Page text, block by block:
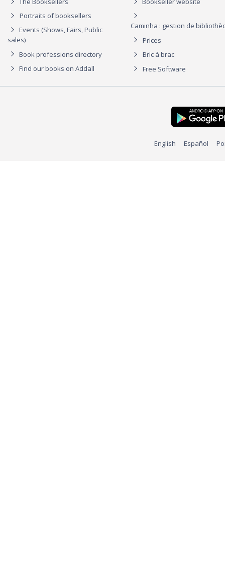
Portraits of booksellers
Events (Shows, Fairs, Public
sales)
Book professions directory
Find our books on Addall
Caminha : gestion de
Prices
Bric à brac
Free Software
English Español